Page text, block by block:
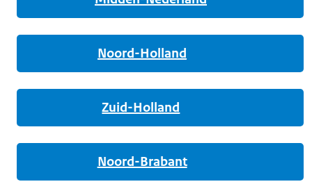
Noord-Holland
Zuid-Holland
Noord-Brabant